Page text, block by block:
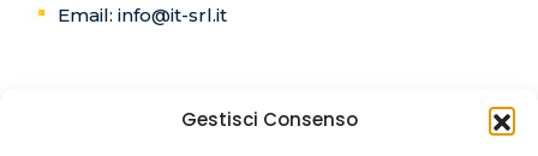
Gestisci Consenso
Email: info@it-srl.it